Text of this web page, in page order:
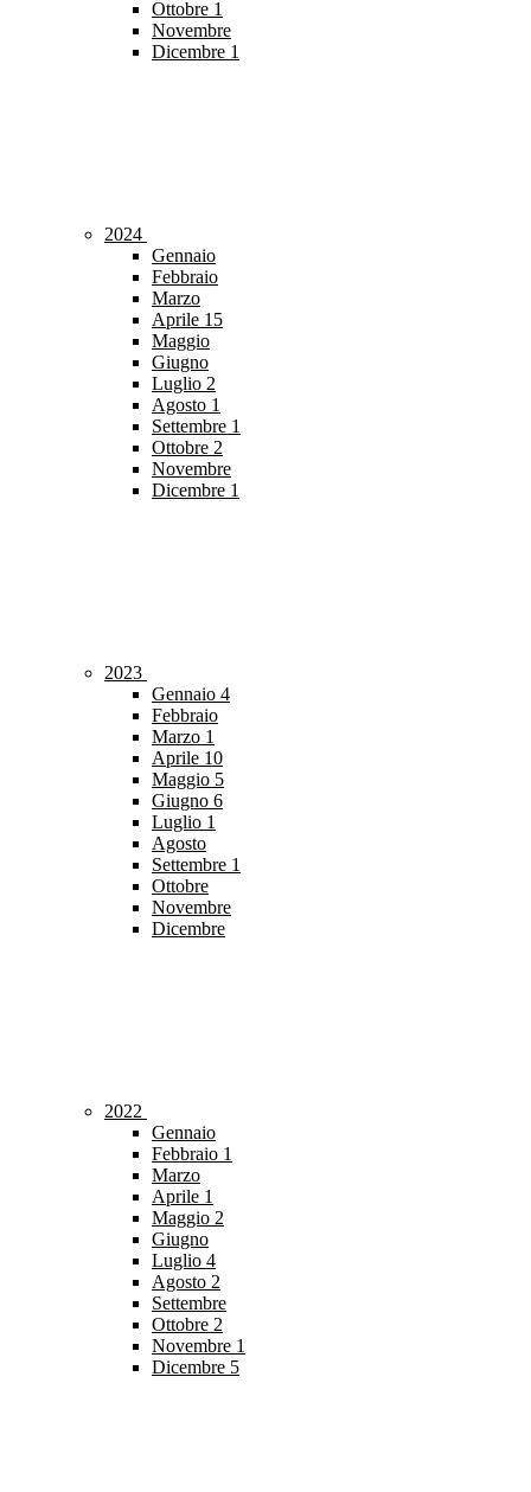
Ottobre 1
Novembre
Dicembre 1
2024
Gennaio
Febbraio
Marzo
Aprile 15
Maggio
Giugno
Luglio 2
Agosto 1
Settembre 1
Ottobre 2
Novembre
Dicembre 1
2023
Gennaio 4
Febbraio
Marzo 1
Aprile 10
Maggio 5
Giugno 6
Luglio 1
Agosto
Settembre 1
Ottobre
Novembre
Dicembre
2022
Gennaio
Febbraio 1
Marzo
Aprile 1
Maggio 2
Giugno
Luglio 4
Agosto 2
Settembre
Ottobre 2
Novembre 1
Dicembre 5